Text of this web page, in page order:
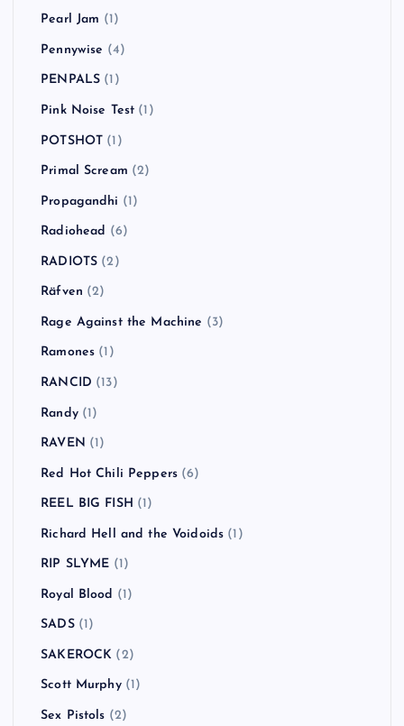
Pearl Jam (1)
Pennywise (4)
PENPALS (1)
Pink Noise Test (1)
POTSHOT (1)
Primal Scream (2)
Propagandhi (1)
Radiohead (6)
RADIOTS (2)
Räfven (2)
Rage Against the Machine (3)
Ramones (1)
RANCID (13)
Randy(1)
RAVEN (1)
Red Hot Chili Peppers (6)
REEL BIG FISH (1)
Richard Hell and the Voidoids (1)
RIP SLYME (1)
Royal Blood (1)
SADS(1)
SAKEROCK (2)
Scott Murphy(1)
Sex Pistols (2)